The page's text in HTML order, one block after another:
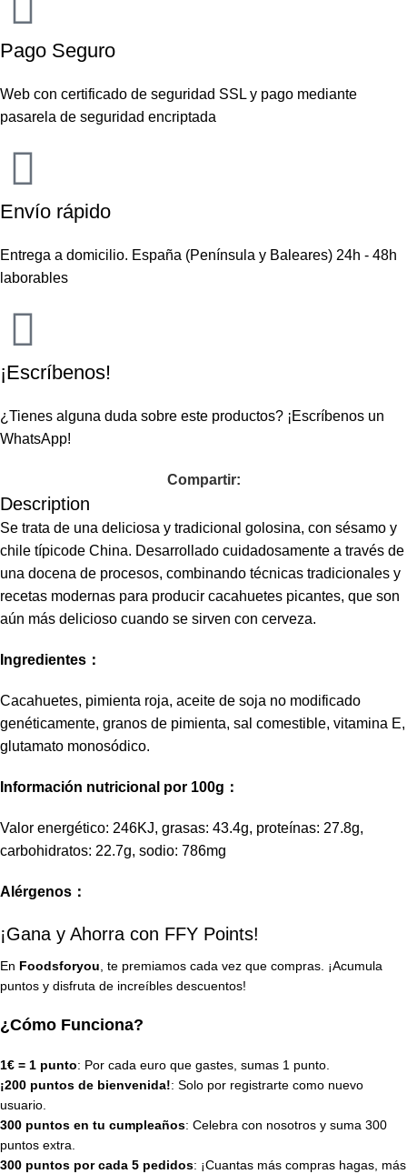
Pago Seguro
Web con certificado de seguridad SSL y pago mediante
pasarela de seguridad encriptada
Envío rápido
Entrega a domicilio. España (Península y Baleares) 24h - 48h
laborables
¡Escríbenos!
¿Tienes alguna duda sobre este productos? ¡Escríbenos un
WhatsApp!
Compartir:
Description
Se trata de una deliciosa y tradicional golosina, con sésamo y
chile típicode China. Desarrollado cuidadosamente a través de
una docena de procesos, combinando técnicas tradicionales y
recetas modernas para producir cacahuetes picantes, que son
aún más delicioso cuando se sirven con cerveza.
Ingredientes：
Cacahuetes, pimienta roja, aceite de soja no modificado
genéticamente, granos de pimienta, sal comestible, vitamina E,
glutamato monosódico.
Información nutricional por 100g：
Valor energético: 246KJ, grasas: 43.4g, proteínas: 27.8g,
carbohidratos: 22.7g, sodio: 786mg
Alérgenos：
¡Gana y Ahorra con FFY Points!
En Foodsforyou, te premiamos cada vez que compras. ¡Acumula
puntos y disfruta de increíbles descuentos!
¿Cómo Funciona?
1€ = 1 punto: Por cada euro que gastes, sumas 1 punto.
¡200 puntos de bienvenida!: Solo por registrarte como nuevo
usuario.
300 puntos en tu cumpleaños: Celebra con nosotros y suma 300
puntos extra.
300 puntos por cada 5 pedidos: ¡Cuantas más compras hagas, más